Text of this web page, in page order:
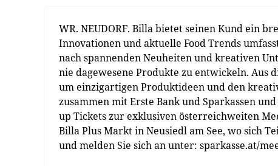
WR. NEUDORF. Billa bietet seinen Kund ein
Innovationen und aktuelle Food Trends
nach spannenden Neuheiten und kreativen
nie dagewesene Produkte zu entwickeln. Aus
um einzigartigen Produktideen und den
zusammen mit Erste Bank und Sparkassen
up Tickets zur exklusiven österreichweiten
Billa Plus Markt in Neusiedl am See, wo sich
und melden Sie sich an unter: sparkasse.at/